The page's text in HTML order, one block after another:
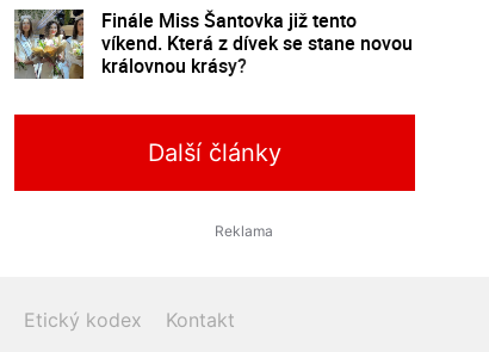
Finále Miss Šantovka již tento
víkend. Která z dívek se stane novou
královnou krásy?
Další články
Etický kodex Kontakt